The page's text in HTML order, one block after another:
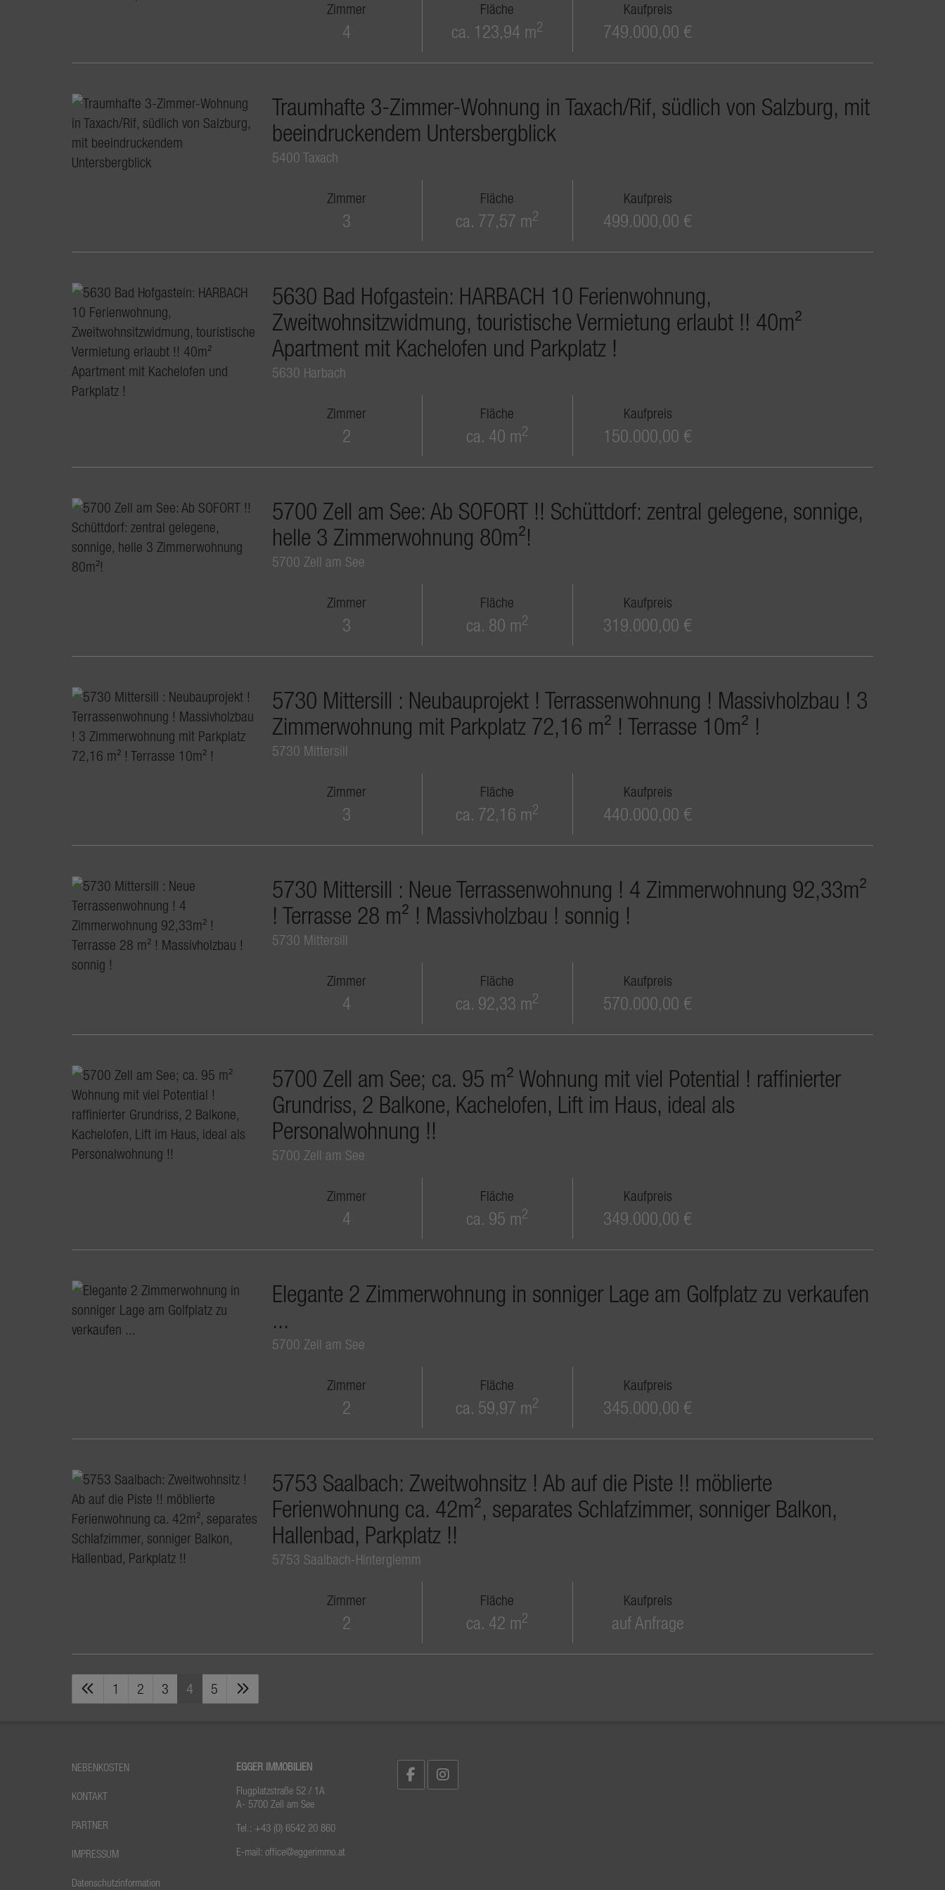
Zimmer
4
Fläche
ca. 123,94 m2
Kaufpreis
749.000,00 €
Traumhafte 3-Zimmer-Wohnung in Taxach/Rif, südlich von Salzburg, mit
beeindruckendem Untersbergblick
5400 Taxach
Zimmer
3
Fläche
ca. 77,57 m2
Kaufpreis
499.000,00 €
5630 Bad Hofgastein: HARBACH 10 Ferienwohnung,
Zweitwohnsitzwidmung, touristische Vermietung erlaubt !! 40m²
Apartment mit Kachelofen und Parkplatz !
5630 Harbach
Zimmer
2
Fläche
ca. 40 m2
Kaufpreis
150.000,00 €
5700 Zell am See: Ab SOFORT !! Schüttdorf: zentral gelegene, sonnige,
helle 3 Zimmerwohnung 80m²!
5700 Zell am See
Zimmer
3
Fläche
ca. 80 m2
Kaufpreis
319.000,00 €
5730 Mittersill : Neubauprojekt ! Terrassenwohnung ! Massivholzbau ! 3
Zimmerwohnung mit Parkplatz 72,16 m² ! Terrasse 10m² !
5730 Mittersill
Zimmer
3
Fläche
ca. 72,16 m2
Kaufpreis
440.000,00 €
5730 Mittersill : Neue Terrassenwohnung ! 4 Zimmerwohnung 92,33m²
! Terrasse 28 m² ! Massivholzbau ! sonnig !
5730 Mittersill
Zimmer
4
Fläche
ca. 92,33 m2
Kaufpreis
570.000,00 €
5700 Zell am See; ca. 95 m² Wohnung mit viel Potential ! raffinierter
Grundriss, 2 Balkone, Kachelofen, Lift im Haus, ideal als
Personalwohnung !!
5700 Zell am See
Zimmer
4
Fläche
ca. 95 m2
Kaufpreis
349.000,00 €
Elegante 2 Zimmerwohnung in sonniger Lage am Golfplatz zu verkaufen
...
5700 Zell am See
Zimmer
2
Fläche
ca. 59,97 m2
Kaufpreis
345.000,00 €
5753 Saalbach: Zweitwohnsitz ! Ab auf die Piste !! möblierte
Ferienwohnung ca. 42m², separates Schlafzimmer, sonniger Balkon,
Hallenbad, Parkplatz !!
5753 Saalbach-Hinterglemm
Zimmer
2
Fläche
ca. 42 m2
Kaufpreis
auf Anfrage
1 2 3 4 5
NEBENKOSTEN
KONTAKT
PARTNER
IMPRESSUM
Datenschutzinformation
EGGER IMMOBILIEN
Flugplatzstraße 52 / 1A
A- 5700 Zell am See
Tel.: +43 (0) 6542 20 860
E-mail: office@eggerimmo.at